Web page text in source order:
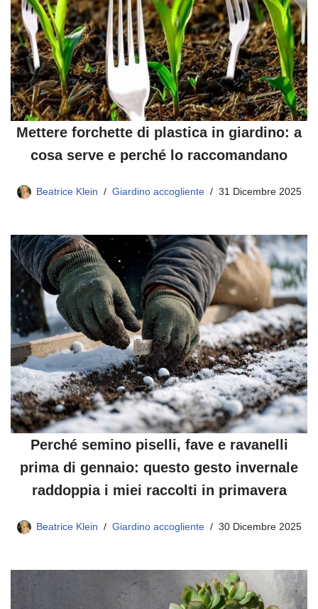
Mettere forchette di plastica in giardino: a
cosa serve e perché lo raccomandano
Beatrice Klein Giardino accogliente 31 Dicembre 2025
Perché semino piselli, fave e ravanelli
prima di gennaio: questo gesto invernale
raddoppia i miei raccolti in primavera
Beatrice Klein Giardino accogliente 30 Dicembre 2025